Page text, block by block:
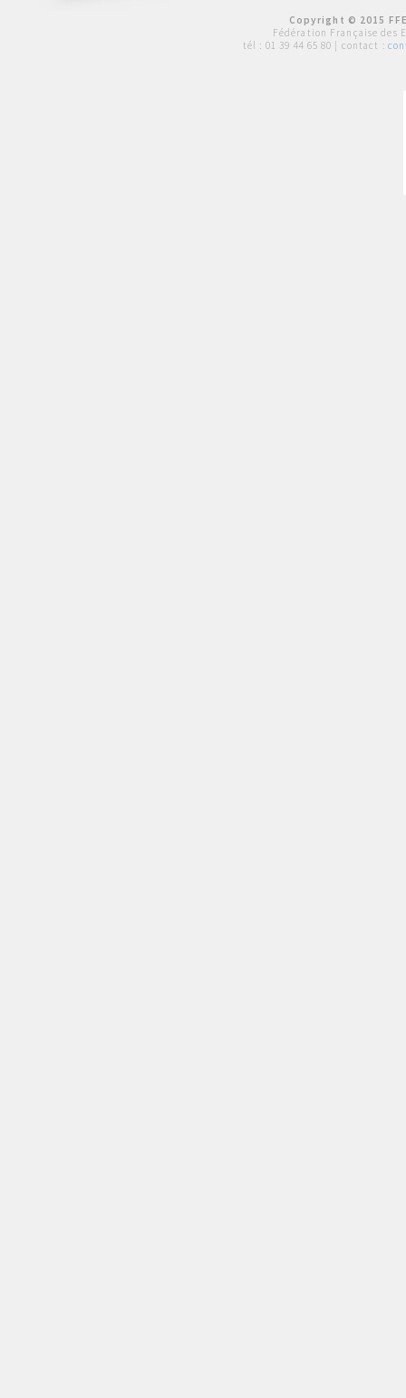
Copyright © 2015
Fédération Française des
tél : 01 39 44 65 80 | contact :